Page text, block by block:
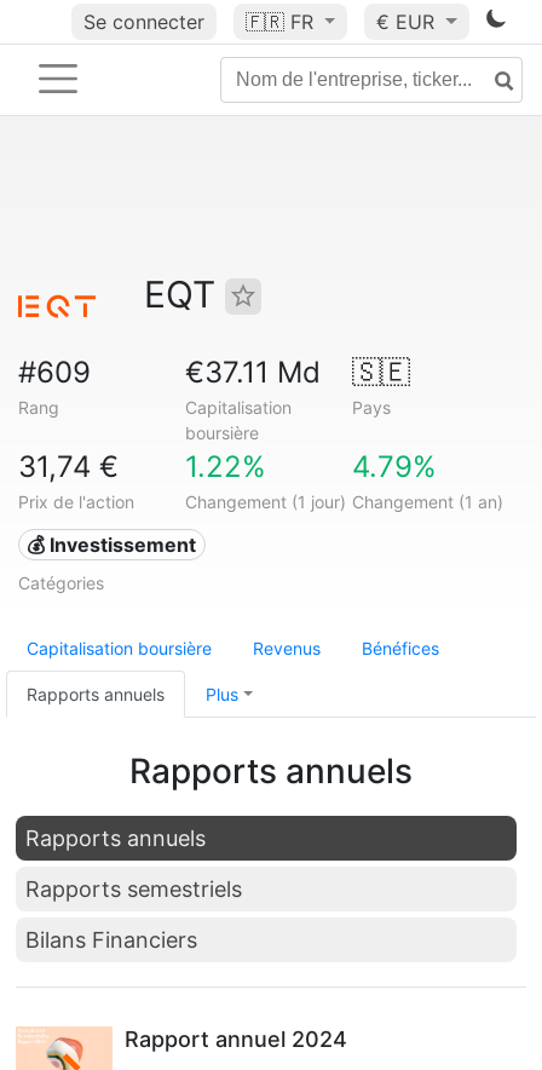
Se connecter 🇫🇷 FR € EUR
EQT
#609
Rang
€37.11 Md
Capitalisation
boursière
🇸🇪
Pays
31,74 €
Prix de l'action
1.22%
Changement (1 jour)
4.79%
Changement (1 an)
💰 Investissement
Catégories
Capitalisation boursière Revenus Bénéfices
Rapports annuels Plus
Rapports annuels
Rapports annuels
Rapports semestriels
Bilans Financiers
Rapport annuel 2024